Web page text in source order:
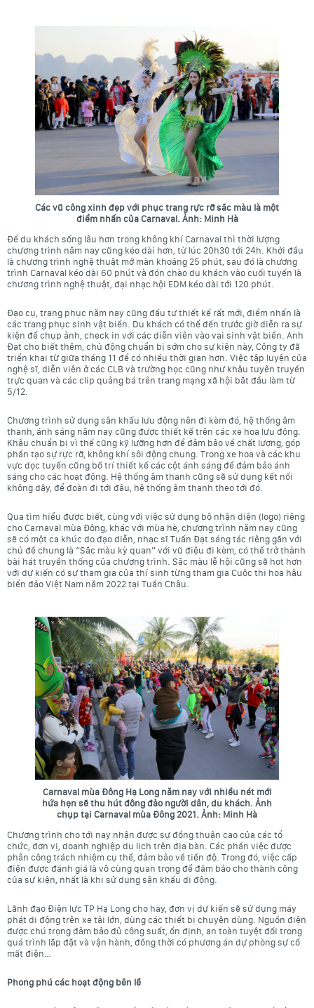
Các vũ công xinh đẹp với phục trang rực rỡ sắc màu là một
điểm nhấn của Carnaval. Ảnh: Minh Hà
Để du khách sống lâu hơn trong không khí Carnaval thì thời lượng
chương trình năm nay cũng kéo dài hơn, từ lúc 20h30 tới 24h. Khởi đầu
là chương trình nghệ thuật mở màn khoảng 25 phút, sau đó là chương
trình Carnaval kéo dài 60 phút và đón chào du khách vào cuối tuyến là
chương trình nghệ thuật, đại nhạc hội EDM kéo dài tới 120 phút.
Đạo cụ, trang phục năm nay cũng đầu tư thiết kế rất mới, điểm nhấn là
các trang phục sinh vật biển. Du khách có thể đến trước giờ diễn ra sự
kiện để chụp ảnh, check in với các diễn viên vào vai sinh vật biển. Anh
Đạt cho biết thêm, chủ động chuẩn bị sớm cho sự kiện này, Công ty đã
triển khai từ giữa tháng 11 để có nhiều thời gian hơn. Việc tập luyện của
nghệ sĩ, diễn viên ở các CLB và trường học cũng như khâu tuyên truyền
trực quan và các clip quảng bá trên trang mạng xã hội bắt đầu làm từ
5/12.
Chương trình sử dụng sân khấu lưu động nên đi kèm đó, hệ thống âm
thanh, ánh sáng năm nay cũng được thiết kế trên các xe hoa lưu động.
Khâu chuẩn bị vì thế cũng kỹ lưỡng hơn để đảm bảo về chất lượng, góp
phần tạo sự rực rỡ, không khí sôi động chung. Trong xe hoa và các khu
vực dọc tuyến cũng bố trí thiết kế các cột ánh sáng để đảm bảo ánh
sáng cho các hoạt động. Hệ thống âm thanh cũng sẽ sử dụng kết nối
không dây, để đoàn đi tới đâu, hệ thống âm thanh theo tới đó.
Qua tìm hiểu được biết, cùng với việc sử dụng bộ nhận diện (logo) riêng
cho Carnaval mùa Đông, khác với mùa hè, chương trình năm nay cũng
sẽ có một ca khúc do đạo diễn, nhạc sĩ Tuấn Đạt sáng tác riêng gắn với
chủ đề chung là “Sắc màu kỳ quan” với vũ điệu đi kèm, có thể trở thành
bài hát truyền thống của chương trình. Sắc màu lễ hội cũng sẽ hot hơn
với dự kiến có sự tham gia của thí sinh từng tham gia Cuộc thi hoa hậu
biển đảo Việt Nam năm 2022 tại Tuần Châu.
Carnaval mùa Đông Hạ Long năm nay với nhiều nét mới
hứa hẹn sẽ thu hút đông đảo người dân, du khách. Ảnh
chụp tại Carnaval mùa Đông 2021. Ảnh: Minh Hà
Chương trình cho tới nay nhận được sự đồng thuận cao của các tổ
chức, đơn vị, doanh nghiệp du lịch trên địa bàn. Các phần việc được
phân công trách nhiệm cụ thể, đảm bảo về tiến độ. Trong đó, việc cấp
điện được đánh giá là vô cùng quan trọng để đảm bảo cho thành công
của sự kiện, nhất là khi sử dụng sân khấu di động.
Lãnh đạo Điện lực TP Hạ Long cho hay, đơn vị dự kiến sẽ sử dụng máy
phát di động trên xe tải lớn, dùng các thiết bị chuyên dùng. Nguồn điện
được chú trọng đảm bảo đủ công suất, ổn định, an toàn tuyệt đối trong
quá trình lắp đặt và vận hành, đồng thời có phương án dự phòng sự cố
mất điện…
Phong phú các hoạt động bên lề